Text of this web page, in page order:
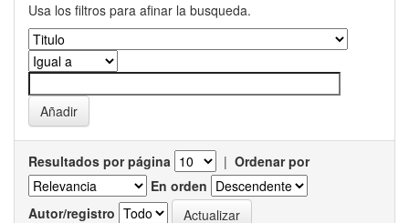
Usa los filtros para afinar la busqueda.
Resultados por página | Ordenar por
En orden
Autor/registro